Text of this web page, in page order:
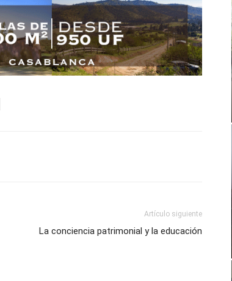
Artículo siguiente
La conciencia patrimonial y la educación